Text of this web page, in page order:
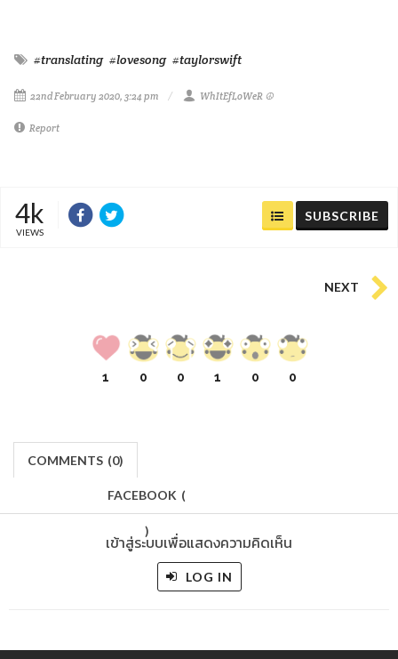
#translating #lovesong #taylorswift
22nd February 2020, 3:24 pm WhItEfLoWeR ☮
Report
4k
VIEWS
SUBSCRIBE
NEXT
1 0 0 1 0 0
COMMENTS (0)
FACEBOOK (
)
เข้าสู่ระบบเพื่อแสดงความคิดเห็น
LOG IN